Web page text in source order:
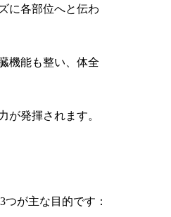
に各部位へと伝わ
機能も整い、体全
が発揮されます。
が主な目的です：